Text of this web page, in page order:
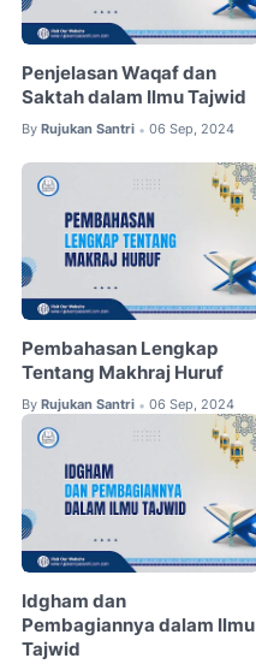
Penjelasan Waqaf dan
Saktah dalam Ilmu Tajwid
By Rujukan Santri • 06 Sep, 2024
Pembahasan Lengkap
Tentang Makhraj Huruf
By Rujukan Santri • 06 Sep, 2024
Idgham dan
Pembagiannya dalam Ilmu
Tajwid